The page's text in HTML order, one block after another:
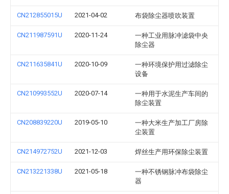
CN212855015U 2021-04-02 布袋除尘器喷吹装置
CN211987591U 2020-11-24
一种工业用脉冲滤袋中央
除尘器
CN211635841U 2020-10-09
一种环境保护用过滤除尘
设备
CN210993552U 2020-07-14
一种用于水泥生产车间的
除尘装置
CN208839220U 2019-05-10
一种大米生产加工厂房除
尘装置
CN214972752U 2021-12-03 焊丝生产用环保除尘装置
CN213221338U 2021-05-18
一种不锈钢脉冲布袋除尘
器